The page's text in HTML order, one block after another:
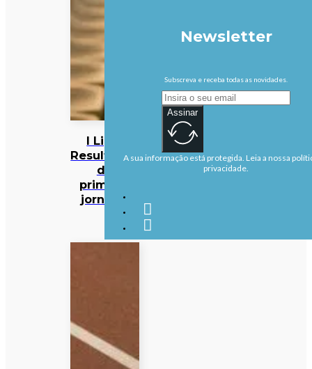
I Liga:
Resultados
da
primeira
jornada
Newsletter
Subscreva e receba todas as novidades.
Assinar
A sua informação está protegida. Leia a nossa
privacidade.